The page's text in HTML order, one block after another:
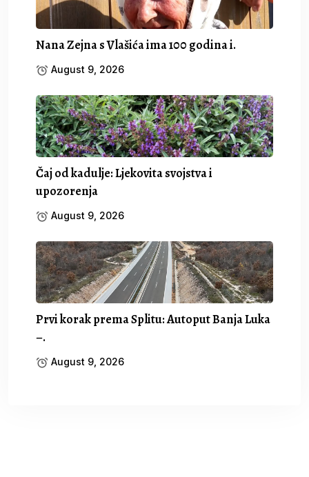
Nana Zejna s Vlašića ima 100 godina i.
August 9, 2026
Čaj od kadulje: Ljekovita svojstva i
upozorenja
August 9, 2026
Prvi korak prema Splitu: Autoput Banja Luka
–.
August 9, 2026